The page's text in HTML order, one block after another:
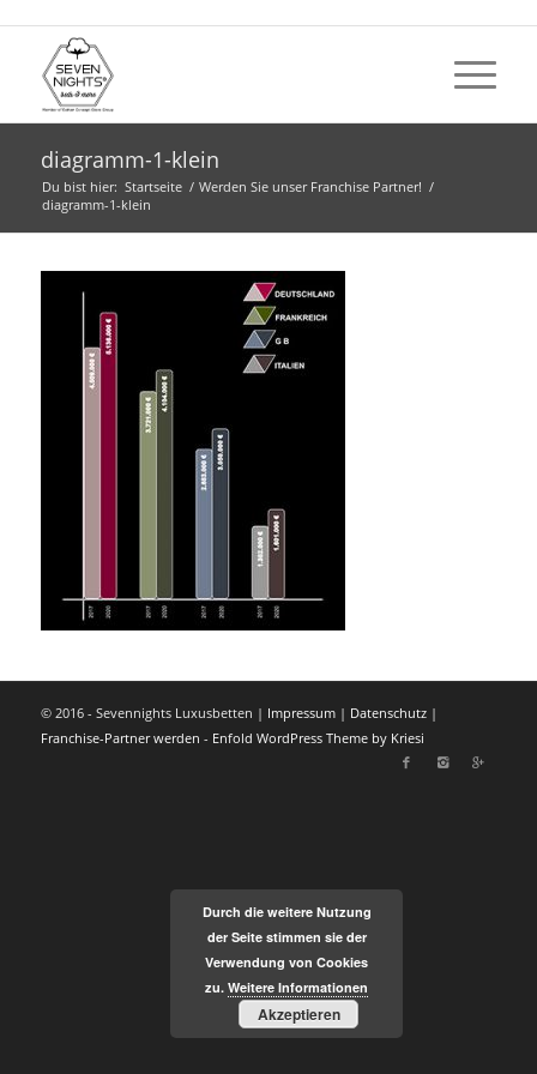
diagramm-1-klein
Du bist hier: Startseite / Werden Sie unser Franchise Partner! /
diagramm-1-klein
© 2016 - Sevennights Luxusbetten | Impressum| Datenschutz|
Franchise-Partner werden - Enfold WordPress Theme by Kriesi
Durch die weitere Nutzung
der Seite stimmen sie der
Verwendung von Cookies
zu. Weitere Informationen
Akzeptieren